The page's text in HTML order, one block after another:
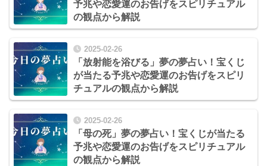
予兆や恋愛運のお告げをスピリチュアル
の観点から解説
2025-02-26
「放射能を浴びる」夢の夢占い！宝くじ
が当たる予兆や恋愛運のお告げをスピリ
チュアルの観点から解説
2025-02-26
「母の死」夢の夢占い！宝くじが当たる
予兆や恋愛運のお告げをスピリチュアル
の観点から解説